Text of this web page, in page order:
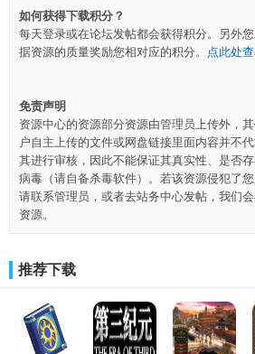
xs格式用于xs地图触发程序，需先在头部设
如何获得下载积分？
每天登录或在论坛发帖都会获得积分。另外
据资源的质量奖励您相对应的积分。 点此处
免责声明
资源中心的资源部分资源由管理员上传外，
户自主上传的文件或网盘链接里面内容并不
其进行审核，因此不能保证其真实性、是否
病毒（请自备杀毒软件）。若该资源侵犯了
请联系管理员，或者去站务中心发帖，我们
资源。
推荐下载